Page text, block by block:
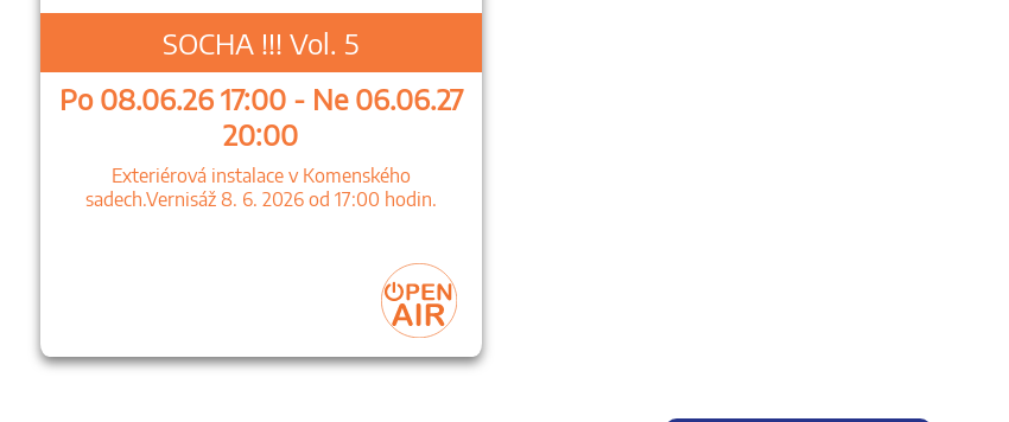
SOCHA !!! Vol. 5
Po 08.06.26 17:00 - Ne 06.06.27
20:00
Exteriérová instalace v Komenského
sadech.Vernisáž 8. 6. 2026 od 17:00 hodin.